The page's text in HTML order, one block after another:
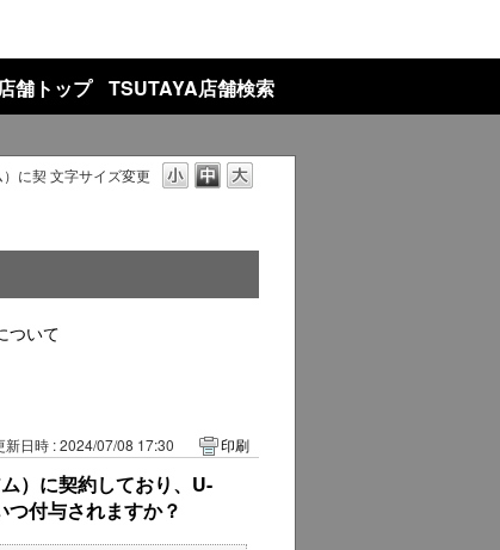
舗トップ TSUTAYA店舗検索
文字サイズ変更
に契
ついて
新日時 : 2024/07/08 17:30 印刷
）に契約しており、U-
付与されますか？